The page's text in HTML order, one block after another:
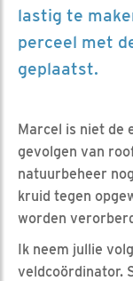
lastig te
perceel met
geplaatst.
Marcel is niet de
gevolgen van
natuurbeheer
kruid tegen
worden
Ik neem jullie
veldcoördinator.